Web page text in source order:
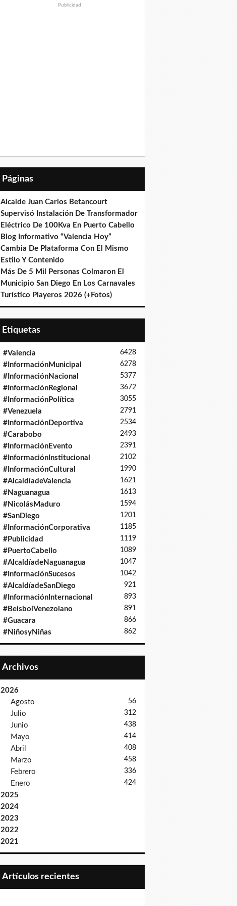
Publicidad
Páginas
Alcalde Juan Carlos Betancourt
Supervisó Instalación De Transformador
Eléctrico De 100Kva En Puerto Cabello
Blog Informativo “Valencia Hoy”
Cambia De Plataforma Con El Mismo
Estilo Y Contenido
Más De 5 Mil Personas Colmaron El
Municipio San Diego En Los Carnavales
Turístico Playeros 2026 (+Fotos)
Etiquetas
#Valencia 6428
#InformaciónMunicipal 6278
#InformaciónNacional 5377
#InformaciónRegional 3672
#InformaciónPolítica 3055
#Venezuela 2791
#InformaciónDeportiva 2534
#Carabobo 2493
#InformaciónEvento 2391
#InformaciónInstitucional 2102
#InformaciónCultural 1990
#AlcaldíadeValencia 1621
#Naguanagua 1613
#NicolásMaduro 1594
#SanDiego 1201
#InformaciónCorporativa 1185
#Publicidad 1119
#PuertoCabello 1089
#AlcaldíadeNaguanagua 1047
#InformaciónSucesos 1042
#AlcaldíadeSanDiego 921
#InformaciónInternacional 893
#BeisbolVenezolano 891
#Guacara 866
#NiñosyNiñas 862
Archivos
2026
Agosto
56
Julio 312
Junio 438
Mayo 414
Abril 408
Marzo 458
Febrero 336
Enero 424
2025
2024
2023
2022
2021
Artículos recientes